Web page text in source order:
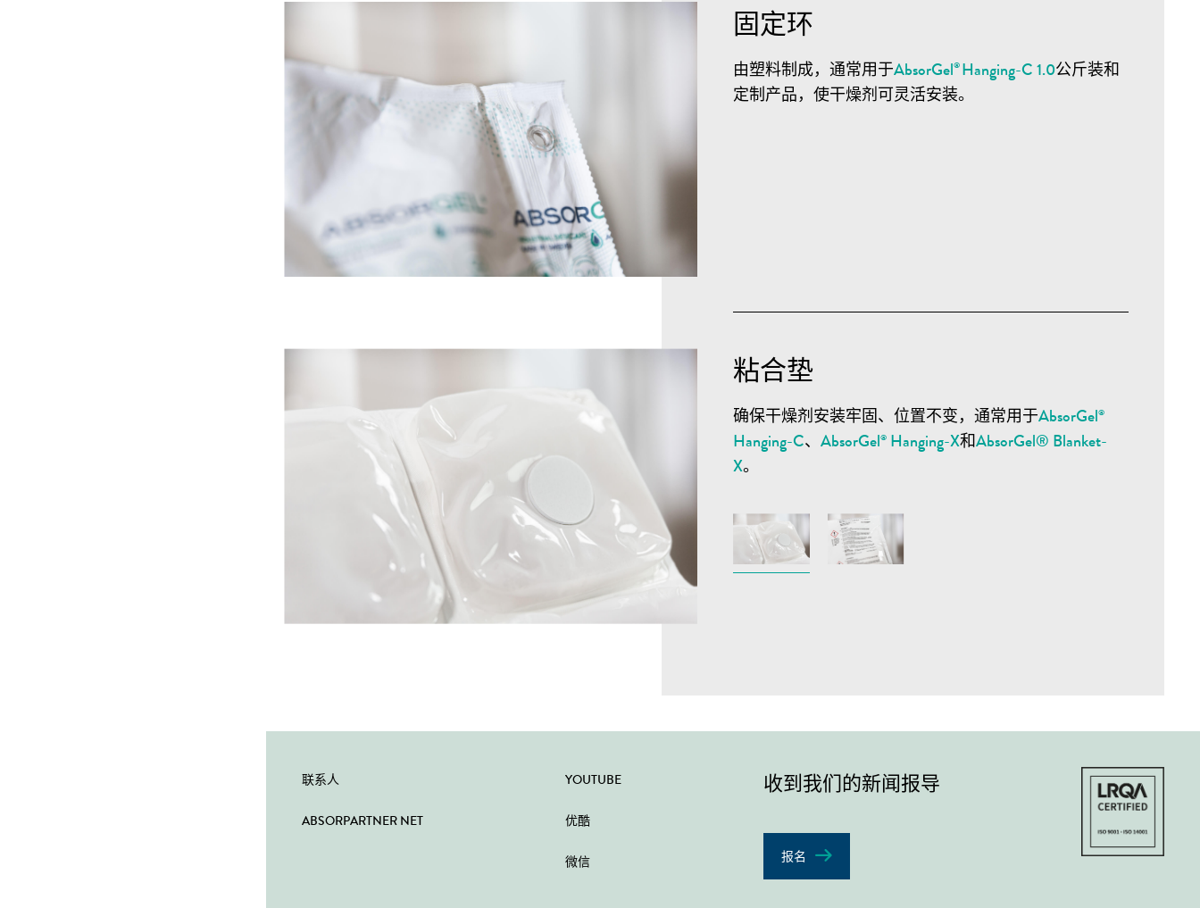
固定环
由塑料制成，通常用于AbsorGel® Hanging-C 1.0公斤装和
定制产品，使干燥剂可灵活安装。
粘合垫
确保干燥剂安装牢固、位置不变，通常用于AbsorGel®
Hanging-C、 AbsorGel® Hanging-X和AbsorGel® Blanket-
X。
联系人
ABSORPARTNER NET
YOUTUBE
优酷
微信
收到我们的新闻报导
报名